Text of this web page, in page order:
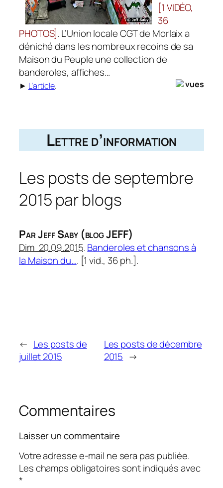
[1 VIDÉO,
36
PHOTOS]. L’Union locale CGT de Morlaix a
déniché dans les nombreux re­coins de sa
Maison du Peuple une collection de
banderoles, affiches…
► L’article. vues
Lettre d’information
Les posts de septembre
2015 par blogs
Par Jeff Saby (blog JEFF)
Dim 20.09.2015.Banderoles et chansons à
la Maison du…. [1 vid., 36 ph.].
← Les posts de
juillet 2015
Les posts de décembre
2015 →
Commentaires
Laisser un commentaire
Votre adresse e-mail ne sera pas publiée.
Les champs obligatoires sont indiqués avec
*